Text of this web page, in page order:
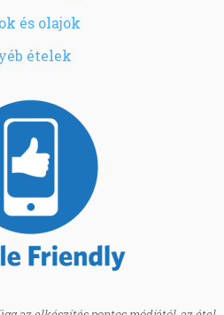
és olajok
ételek